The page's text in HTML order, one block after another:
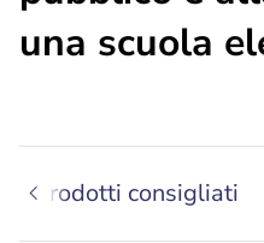
una scuola
Prodotti consigliati